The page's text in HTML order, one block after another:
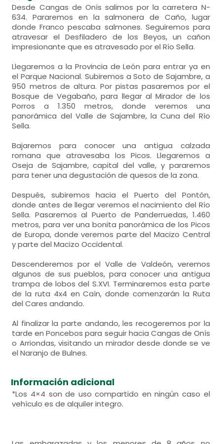
Desde Cangas de Onís salimos por la carretera N-
634. Pararemos en la salmonera de Caño, lugar
donde Franco pescaba salmones. Seguiremos para
atravesar el Desfiladero de los Beyos, un cañon
impresionante que es atravesado por el Río Sella.
Llegaremos a la Provincia de León para entrar ya en
el Parque Nacional. Subiremos a Soto de Sajambre, a
950 metros de altura. Por pistas pasaremos por el
Bosque de Vegabaño, para llegar al Mirador de los
Porros a 1.350 metros, donde veremos una
panorámica del Valle de Sajambre, la Cuna del Río
Sella.
Bajaremos para conocer una antigua calzada
romana que atravesaba los Picos. Llegaremos a
Oseja de Sajambre, capital del valle, y pararemos
para tener una degustación de quesos de la zona.
Después, subiremos hacia el Puerto del Pontón,
donde antes de llegar veremos el nacimiento del Río
Sella. Pasaremos al Puerto de Panderruedas, 1.460
metros, para ver una bonita panorámica de los Picos
de Europa, donde veremos parte del Macizo Central
y parte del Macizo Occidental.
Descenderemos por el Valle de Valdeón, veremos
algunos de sus pueblos, para conocer una antigua
trampa de lobos del S.XVI. Terminaremos esta parte
de la ruta 4x4 en Caín, donde comenzarán la Ruta
del Cares andando.
Al finalizar la parte andando, les recogeremos por la
tarde en Poncebos para seguir hacia Cangas de Onís
o Arriondas, visitando un mirador desde donde se ve
el Naranjo de Bulnes.
Información adicional
*Los 4×4 son de uso compartido en ningún caso el
vehículo es de alquiler integro.